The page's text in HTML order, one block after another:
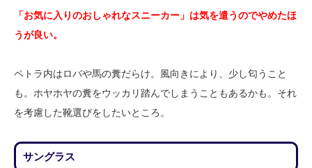
「お気に入りのおしゃれなスニーカー」は気を遣うのでやめたほ
うが良い。
ペトラ内はロバや馬の糞だらけ。風向きにより、少し匂うこと
も。ホヤホヤの糞をウッカリ踏んでしまうこともあるかも。それ
を考慮した靴選びをしたいところ。
サングラス